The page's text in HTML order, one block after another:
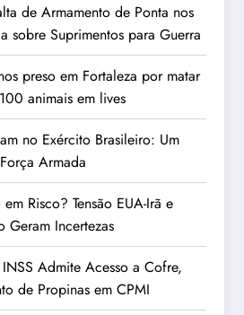
de Armamento de Ponta nos
sobre Suprimentos para Guerra
preso em Fortaleza por matar
animais em lives
no Exército Brasileiro: Um
Armada
Risco? Tensão EUA-Irã e
Incertezas
Admite Acesso a Cofre,
de Propinas em CPMI